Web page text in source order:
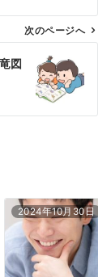
次のページへ
図
2024年10月30日